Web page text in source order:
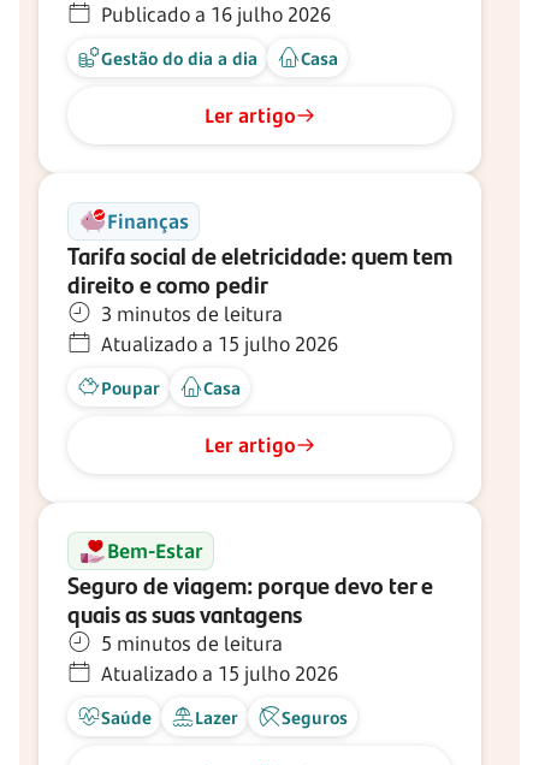
Publicado a 16 julho 2026
Gestão do dia a dia Casa
Ler artigo
Finanças
Tarifa social de eletricidade: quem tem
direito e como pedir
3 minutos de leitura
Atualizado a 15 julho 2026
Poupar Casa
Ler artigo
Bem-Estar
Seguro de viagem: porque devo ter e
quais as suas vantagens
5 minutos de leitura
Atualizado a 15 julho 2026
Saúde Lazer Seguros